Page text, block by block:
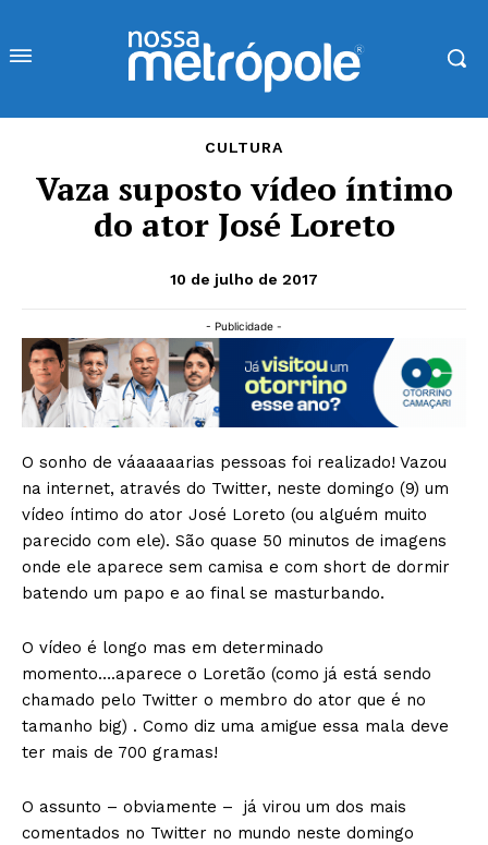
CULTURA
Vaza suposto vídeo íntimo
do ator José Loreto
10 de julho de 2017
- Publicidade -
O sonho de váaaaaarias pessoas foi realizado! Vazou
na internet, através do Twitter, neste domingo (9) um
vídeo íntimo do ator José Loreto (ou alguém muito
parecido com ele). São quase 50 minutos de imagens
onde ele aparece sem camisa e com short de dormir
batendo um papo e ao final se masturbando.
O vídeo é longo mas em determinado
momento….aparece o Loretão (como já está sendo
chamado pelo Twitter o membro do ator que é no
tamanho big) . Como diz uma amigue essa mala deve
ter mais de 700 gramas!
O assunto – obviamente – já virou um dos mais
comentados no Twitter no mundo neste domingo